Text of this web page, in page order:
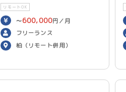
リモートOK
〜600,000円／月
フリーランス
柏（リモート併用）